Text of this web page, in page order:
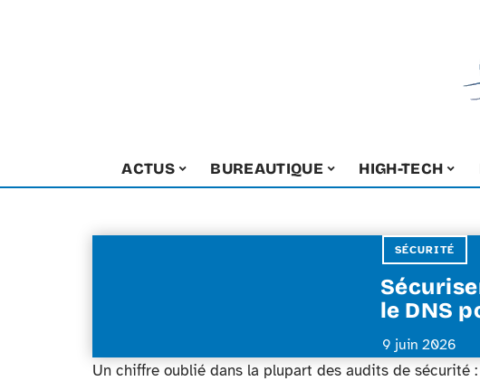
ACTUS BUREAUTIQUE HIGH-TECH
SÉCURITÉ
le DNS
9 juin 2026
Un chiffre oublié dans la plupart des audits de sécurité